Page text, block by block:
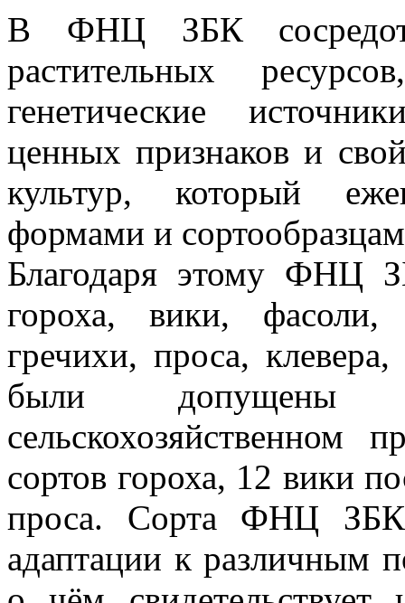
В ФНЦ ЗБК
растительных
генетические
ценных признаков и
культур, который
формами и
Благодаря этому ФНЦ
гороха, вики,
гречихи, проса,
были допущены
сельскохозяйственном
сортов гороха, 12 вики
проса. Сорта ФНЦ ЗБК
адаптации к различным